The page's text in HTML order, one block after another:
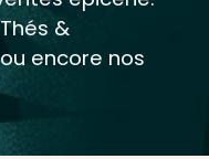
&
encore nos